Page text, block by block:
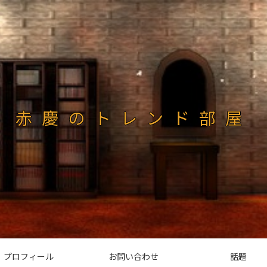
赤慶のトレンド部屋
プロフィール お問い合わせ 話題